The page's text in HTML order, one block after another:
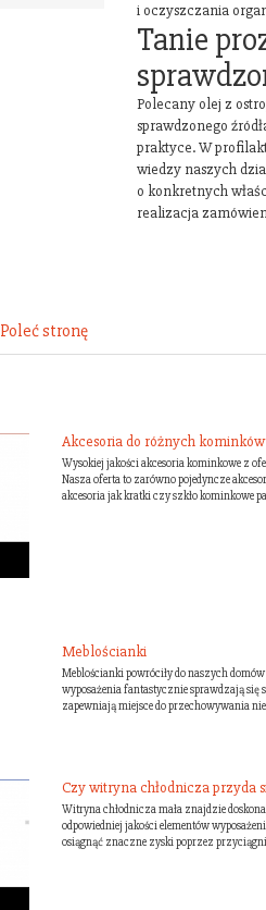
i oczyszczania
Tanie
Polecany olej z
sprawdzonego
praktyce. W
wiedzy naszych
o konkretnych
realizacja
Poleć stronę
Akcesoria do różnych kominków
Wysokiej jakości akcesoria kominkowe z
Nasza oferta to zarówno pojedyncze
akcesoria jak kratki czy szkło kominkowe
Meblościanki
Meblościanki powróciły do naszych
wyposażenia fantastycznie sprawdzają
zapewniają miejsce do przechowywania
Czy witryna chłodnicza przyda
Witryna chłodnicza mała znajdzie
odpowiedniej jakości elementów
osiągnąć znaczne zyski poprzez